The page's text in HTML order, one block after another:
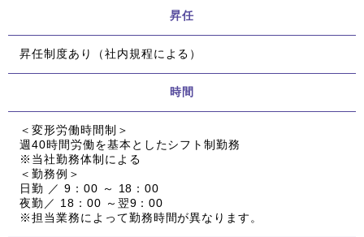
昇任
昇任制度あり（社内規程による）
時間
＜変形労働時間制＞
週40時間労働を基本としたシフト制勤務
※当社勤務体制による
＜勤務例＞
日勤 ／ 9：00 ～ 18：00
夜勤／ 18：00 ～翌9：00
※担当業務によって勤務時間が異なります。